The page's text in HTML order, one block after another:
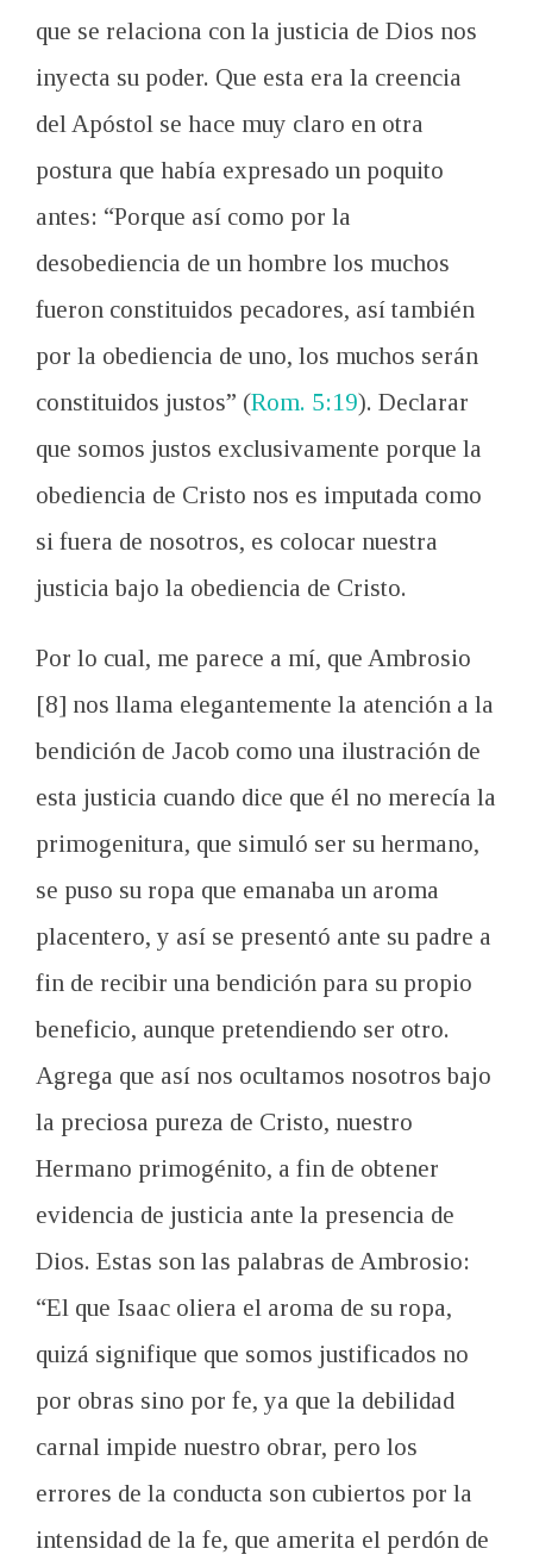
que se relaciona con la justicia de Dios nos
inyecta su poder. Que esta era la creencia
del Apóstol se hace muy claro en otra
postura que había expresado un poquito
antes: “Porque así como por la
desobediencia de un hombre los muchos
fueron constituidos pecadores, así también
por la obediencia de uno, los muchos serán
constituidos justos” (Rom. 5:19). Declarar
que somos justos exclusivamente porque la
obediencia de Cristo nos es imputada como
si fuera de nosotros, es colocar nuestra
justicia bajo la obediencia de Cristo.
Por lo cual, me parece a mí, que Ambrosio
[8] nos llama elegantemente la atención a la
bendición de Jacob como una ilustración de
esta justicia cuando dice que él no merecía la
primogenitura, que simuló ser su hermano,
se puso su ropa que emanaba un aroma
placentero, y así se presentó ante su padre a
fin de recibir una bendición para su propio
beneficio, aunque pretendiendo ser otro.
Agrega que así nos ocultamos nosotros bajo
la preciosa pureza de Cristo, nuestro
Hermano primogénito, a fin de obtener
evidencia de justicia ante la presencia de
Dios. Estas son las palabras de Ambrosio:
“El que Isaac oliera el aroma de su ropa,
quizá signifique que somos justificados no
por obras sino por fe, ya que la debilidad
carnal impide nuestro obrar, pero los
errores de la conducta son cubiertos por la
intensidad de la fe, que amerita el perdón de